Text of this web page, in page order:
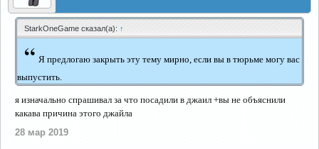
StarkOneGame сказал(а): ↑
“ Я предлогаю закрыть эту тему мирно, если вы в тюрьме могу вас
выпустить.
я изначально спрашивал за что посадили в джаил +вы не объяснили
какава причина этого джайла
28 мар 2019